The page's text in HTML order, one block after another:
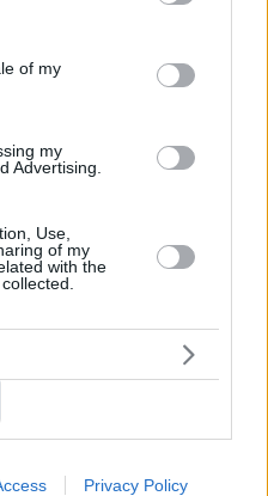
and its third-party tags to
purposes in below Google
of my
my
Advertising.
Use,
of my
with the
Privacy Policy